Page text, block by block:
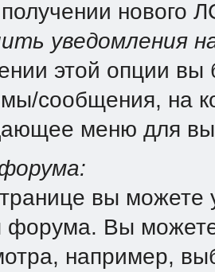
нового
уведомления
этой опции вы
сообщения, на
меню для
вы можете
форума. Вы
например,